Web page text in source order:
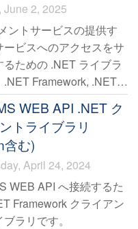
June 2, 2025
ントサービスの提供す
ービスへのアクセスをサ
るための .NET ライブラ
.NET Framework, .NET
2.0 の2種類のDLLを含
蔵する主な機能は
HTML form のレンダリ
果・返却データの受信
バーとの通信機能
ミング上煩雑になる
算と照合
WEB API .NET ク
トライブラリ
含む)
April 24, 2024
WEB API へ接続するた
Framework クライアン
ブラリです。